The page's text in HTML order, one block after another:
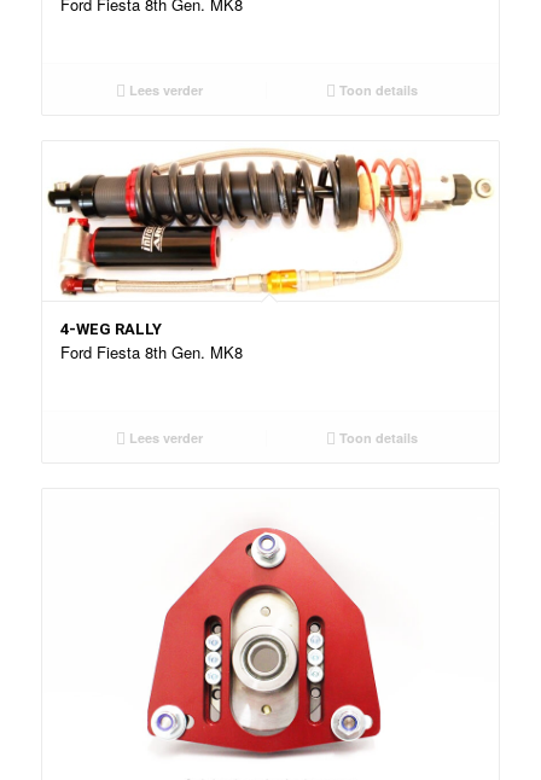
Ford Fiesta 8th Gen. MK8
Lees verder Toon details
4-WEG RALLY
Ford Fiesta 8th Gen. MK8
Lees verder Toon details